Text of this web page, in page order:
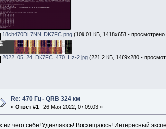
18ch470DL7NN_DK7FC.png (109.01 КБ, 1418x653 - просмотрено
2022_05_24_DK7FC_470_Hz-2.jpg (221.2 КБ, 1469x280 -
Re: 470 Гц - QRB 324 км
«Ответ #1 : 26 Мая 2022, 07:09:03 »
ни чего себе! Удивляюсь! Восхищаюсь! Интересный